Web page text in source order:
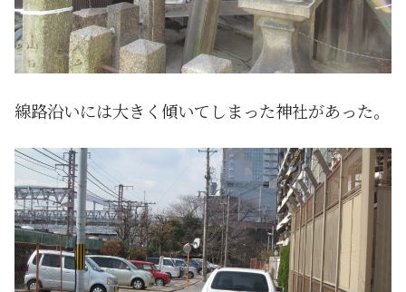
線路沿いには大きく傾いてしまった神社があった。